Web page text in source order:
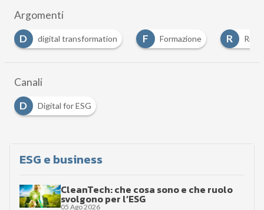
Argomenti
F
Formazione R Risk Management sicurezza
Canali
D
Digital for ESG
ESG e business
CleanTech: che cosa sono e che ruolo
svolgono per l’ESG
05 Ago 2026